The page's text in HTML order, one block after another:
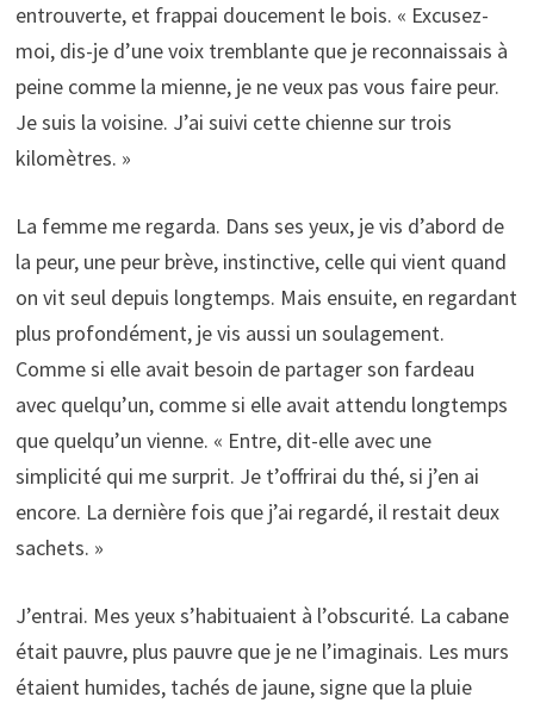
entrouverte, et frappai doucement le bois. « Excusez-
moi, dis-je d’une voix tremblante que je reconnaissais à
peine comme la mienne, je ne veux pas vous faire peur.
Je suis la voisine. J’ai suivi cette chienne sur trois
kilomètres. »
La femme me regarda. Dans ses yeux, je vis d’abord de
la peur, une peur brève, instinctive, celle qui vient quand
on vit seul depuis longtemps. Mais ensuite, en regardant
plus profondément, je vis aussi un soulagement.
Comme si elle avait besoin de partager son fardeau
avec quelqu’un, comme si elle avait attendu longtemps
que quelqu’un vienne. « Entre, dit-elle avec une
simplicité qui me surprit. Je t’offrirai du thé, si j’en ai
encore. La dernière fois que j’ai regardé, il restait deux
sachets. »
J’entrai. Mes yeux s’habituaient à l’obscurité. La cabane
était pauvre, plus pauvre que je ne l’imaginais. Les murs
étaient humides, tachés de jaune, signe que la pluie